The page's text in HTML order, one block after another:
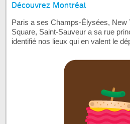
Découvrez Montréal
Paris a ses Champs-Élysées, New
Square, Saint-Sauveur a sa rue
identifié nos lieux qui en valent le